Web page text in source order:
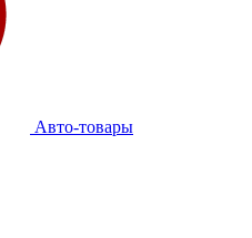
Авто-товары